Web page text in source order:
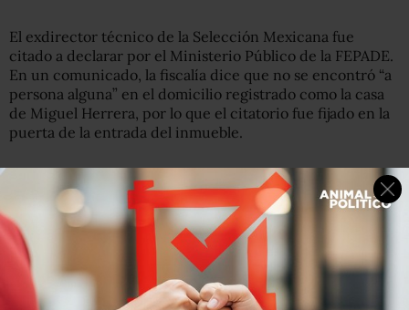
El exdirector técnico de la Selección Mexicana fue
citado a declarar por el Ministerio Público de la FEPADE.
En un comunicado, la fiscalía dice que no se encontró “a
persona alguna” en el domicilio registrado como la casa
de Miguel Herrera, por lo que el citatorio fue fijado en la
puerta de la entrada del inmueble.
Días antes, cuestionado sobre el tema, Miguel Herrera
dijo que es “apartidista”y que los tuits que envió a favor
del
PVEMfueron por convicción “con una persona que
me une una situación de amistad , con una gente, no con
el partido”.